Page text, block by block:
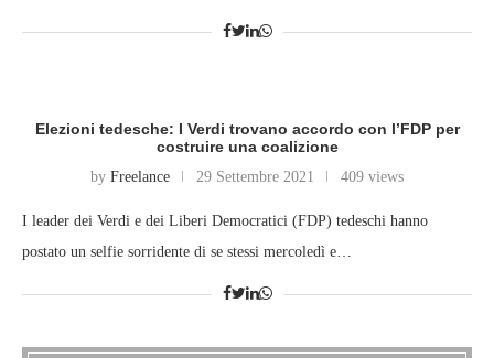
Elezioni tedesche: I Verdi trovano accordo con l’FDP per
costruire una coalizione
by Freelance 29 Settembre 2021 409 views
I leader dei Verdi e dei Liberi Democratici (FDP) tedeschi hanno
postato un selfie sorridente di se stessi mercoledì e…